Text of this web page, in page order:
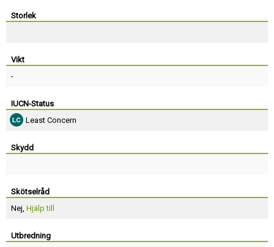
Storlek
Vikt
-
IUCN-Status
Least Concern
Skydd
Skötselråd
Nej, Hjälp till
Utbredning